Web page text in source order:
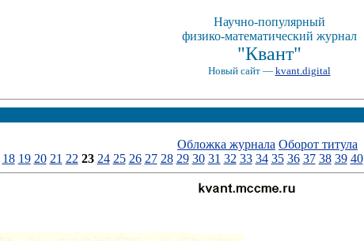
Научно-популярный
физико-математический журнал
"Квант"
Новый сайт — kvant.digital
Обложка журнала Оборот титула
18 19 20 21 22 23 24 25 26 27 28 29 30 31 32 33 34 35 36 37 38 39 40